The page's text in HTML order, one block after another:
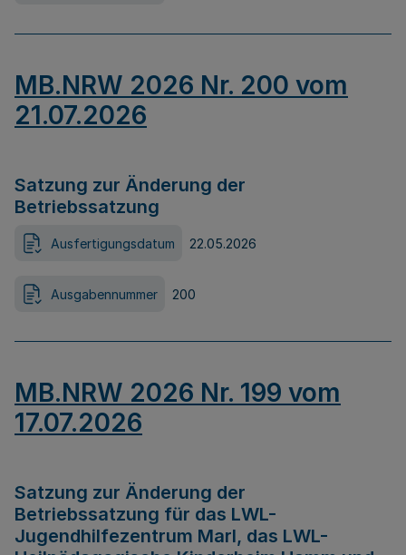
MB.NRW 2026 Nr. 200 vom
21.07.2026
Satzung zur Änderung der
Betriebssatzung
Ausfertigungsdatum 22.05.2026
Ausgabennummer 200
MB.NRW 2026 Nr. 199 vom
17.07.2026
Satzung zur Änderung der
Betriebssatzung für das LWL-
Jugendhilfezentrum Marl, das LWL-